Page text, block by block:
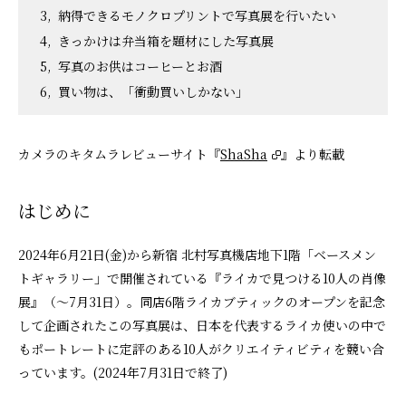
納得できるモノクロプリントで写真展を行いたい
きっかけは弁当箱を題材にした写真展
写真のお供はコーヒーとお酒
買い物は、「衝動買いしかない」
カメラのキタムラレビューサイト『ShaSha 』より転載
はじめに
2024年6月21日(金)から新宿 北村写真機店地下1階「ベースメン
トギャラリー」で開催されている『ライカで見つける10人の肖像
展』（～7月31日）。同店6階ライカブティックのオープンを記念
して企画されたこの写真展は、日本を代表するライカ使いの中で
もポートレートに定評のある10人がクリエイティビティを競い合
っています。(2024年7月31日で終了)